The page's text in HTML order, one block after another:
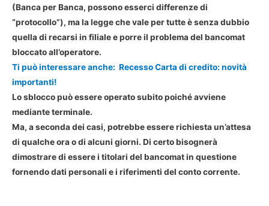
(Banca per Banca, possono esserci differenze di
“protocollo”), ma la legge che vale per tutte è senza dubbio
quella di recarsi in filiale e porre il problema del bancomat
bloccato all’operatore.
Ti può interessare anche: Recesso Carta di credito: novità
importanti!
Losbloccopuò essere operato subito poiché avviene
mediante terminale.
Ma, a seconda dei casi, potrebbe essere richiesta un’attesa
di qualche ora o di alcuni giorni. Di certo bisognerà
dimostrare di essere i titolari del bancomat in questione
fornendo dati personali e i riferimenti del conto corrente.